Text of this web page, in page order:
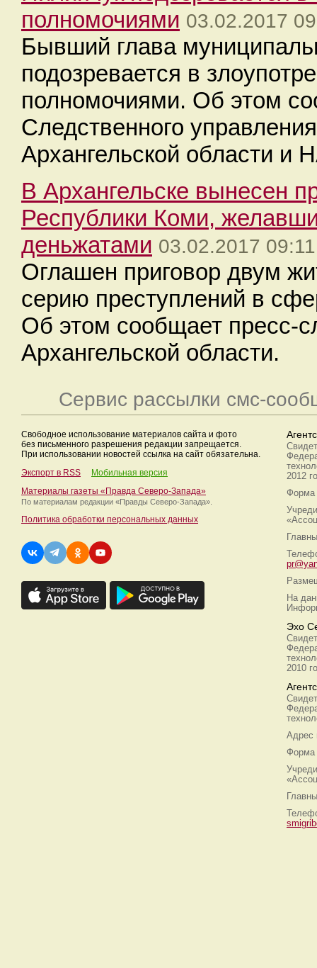
полномочиями 03.02.2017
Бывший глава
подозревается в
полномочиями. Об этом
Следственного
Архангельской области и
В Архангельске вынесен
Республики Коми,
деньжатами 03.02.2017 09:11
Оглашен приговор двум
серию преступлений в
Об этом сообщает пресс-
Архангельской области.
Сервис рассылки смс-
Свободное использование материалов сайта и фото
без письменного разрешения редакции запрещается.
При использовании новостей ссылка на сайт обязательна.
Экспорт в RSS
Мобильная версия
Материалы газеты «Правда Северо-Запада»
По материалам редакции «Правды Северо-Запада».
Политика обработки персональных данных
2012
Форма
На
Эхо
2010
Адрес
Форма